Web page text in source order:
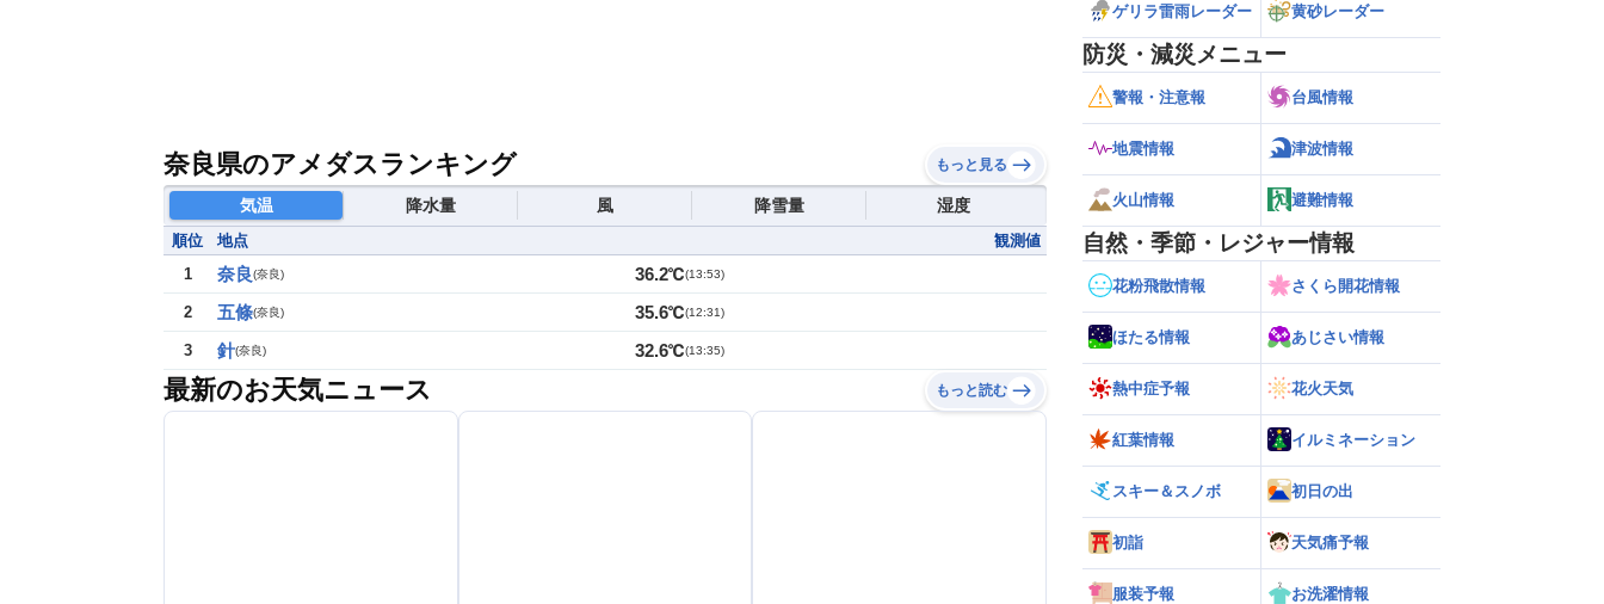
奈良県のアメダスランキング もっと見る
気温 降水量 風 降雪量 湿度
順位 地点
観測値
1
奈良(奈良) 36.2℃(13:53)
2 五條(奈良) 35.6℃(12:31)
3 針(奈良) 32.6℃(13:35)
最新のお天気ニュース もっと読む
ゲリラ雷雨レーダー 黄砂レーダー
防災・減災メニュー
警報・注意報 台風情報
地震情報 津波情報
火山情報 避難情報
自然・季節・レジャー情報
花粉飛散情報 さくら開花情報
ほたる情報 あじさい情報
熱中症予報 花火天気
紅葉情報 イルミネーション
スキー＆スノボ 初日の出
初詣 天気痛予報
服装予報 お洗濯情報